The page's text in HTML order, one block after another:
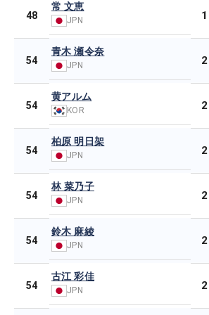
48
常 文恵
JPN 1
54
青木 瀬令奈
JPN 2
54
黄アルム
KOR 2
54
柏原 明日架
JPN 2
54
林 菜乃子
JPN 2
54
鈴木 麻綾
JPN 2
54
古江 彩佳
JPN 2